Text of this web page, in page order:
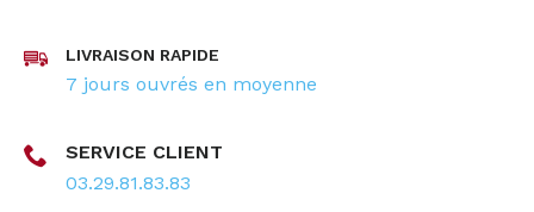
LIVRAISON RAPIDE
7 jours ouvrés en moyenne
SERVICE CLIENT
03.29.81.83.83